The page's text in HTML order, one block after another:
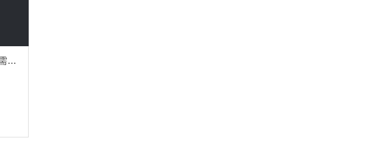
低温生化培养箱安装调试过程中需注意的7个细节